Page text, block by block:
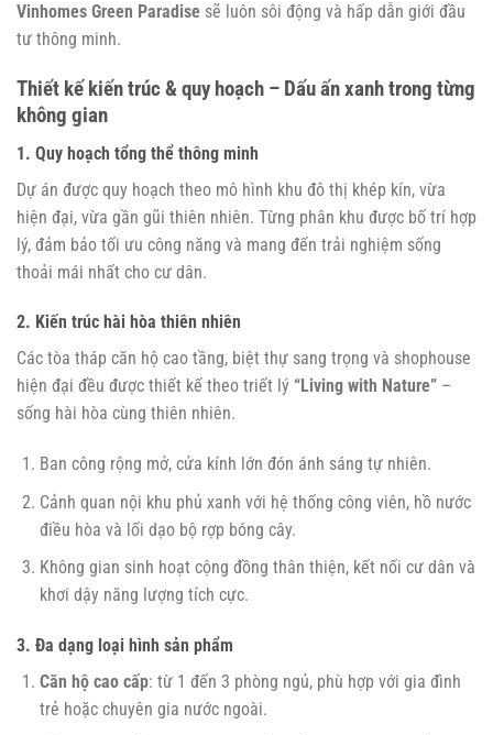
Vinhomes Green Paradise sẽ luôn sôi động và hấp dẫn giới đầu
tư thông minh.
Thiết kế kiến trúc & quy hoạch – Dấu ấn xanh trong từng
không gian
1. Quy hoạch tổng thể thông minh
Dự án được quy hoạch theo mô hình khu đô thị khép kín, vừa
hiện đại, vừa gần gũi thiên nhiên. Từng phân khu được bố trí hợp
lý, đảm bảo tối ưu công năng và mang đến trải nghiệm sống
thoải mái nhất cho cư dân.
2. Kiến trúc hài hòa thiên nhiên
Các tòa tháp căn hộ cao tầng, biệt thự sang trọng và shophouse
hiện đại đều được thiết kế theo triết lý “Living with Nature” –
sống hài hòa cùng thiên nhiên.
Ban công rộng mở, cửa kính lớn đón ánh sáng tự nhiên.
Cảnh quan nội khu phủ xanh với hệ thống công viên, hồ nước
điều hòa và lối dạo bộ rợp bóng cây.
Không gian sinh hoạt cộng đồng thân thiện, kết nối cư dân và
khơi dậy năng lượng tích cực.
3. Đa dạng loại hình sản phẩm
Căn hộ cao cấp: từ 1 đến 3 phòng ngủ, phù hợp với gia đình
trẻ hoặc chuyên gia nước ngoài.